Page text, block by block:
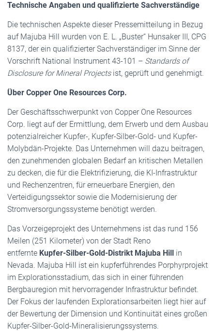
Technische Angaben und qualifizierte Sachverständige
Die technischen Aspekte dieser Pressemitteilung in Bezug
auf Majuba Hill wurden von E. L. „Buster“ Hunsaker III, CPG
8137, der ein qualifizierter Sachverständiger im Sinne der
Vorschrift National Instrument 43-101 – Standards of
Disclosure for Mineral Projects ist, geprüft und genehmigt.
Über Copper One Resources Corp.
Der Geschäftsschwerpunkt von Copper One Resources
Corp. liegt auf der Ermittlung, dem Erwerb und dem Ausbau
potenzialreicher Kupfer-, Kupfer-Silber-Gold- und Kupfer-
Molybdän-Projekte. Das Unternehmen will dazu beitragen,
den zunehmenden globalen Bedarf an kritischen Metallen
zu decken, die für die Elektrifizierung, die KI-Infrastruktur
und Rechenzentren, für erneuerbare Energien, den
Verteidigungssektor sowie die Modernisierung der
Stromversorgungssysteme benötigt werden.
Das Vorzeigeprojekt des Unternehmens ist das rund 156
Meilen (251 Kilometer) von der Stadt Reno
entfernte Kupfer-Silber-Gold-Distrikt Majuba Hill in
Nevada. Majuba Hill ist ein kupferführendes Porphyrprojekt
im Explorationsstadium, das sich in einer führenden
Bergbauregion mit hervorragender Infrastruktur befindet.
Der Fokus der laufenden Explorationsarbeiten liegt hier auf
der Bewertung der Dimension und Kontinuität eines großen
Kupfer-Silber-Gold-Mineralisierungssystems.